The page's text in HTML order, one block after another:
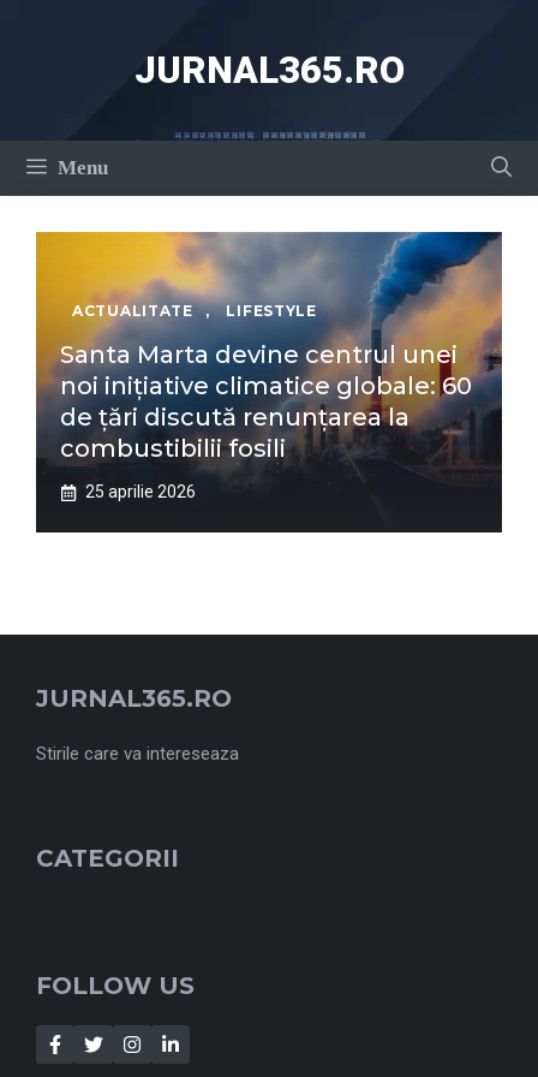
JURNAL365.RO
Menu
ACTUALITATE , LIFESTYLE
Santa Marta devine centrul unei
noi inițiative climatice globale: 60
de țări discută renunțarea la
combustibilii fosili
25 aprilie 2026
JURNAL365.RO
Stirile care va intereseaza
CATEGORII
FOLLOW US